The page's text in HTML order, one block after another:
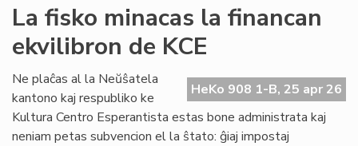
La fisko minacas la financan
ekvilibron de KCE
HeKo 908 1-B, 25 apr 26
Ne plaĉas al la Neŭŝatela
kantono kaj respubliko ke
Kultura Centro Esperantista estas bone administrata kaj
neniam petas subvencion el la ŝtato: ĝiaj impostaj